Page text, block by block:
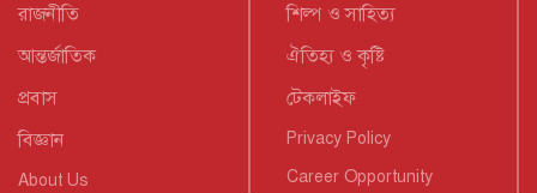
রাজনীতি
আন্তর্জাতিক
প্রবাস
বিজ্ঞান
About Us
শিল্প ও সাহিত্য
ঐতিহ্য ও কৃষ্টি
টেকলাইফ
Privacy Policy
Career Opportunity